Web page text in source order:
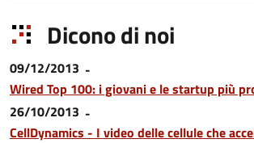
Dicono di noi
09/12/2013
Wired Top 100: i giovani e le startup più
26/10/2013
CellDynamics - I video delle cellule che